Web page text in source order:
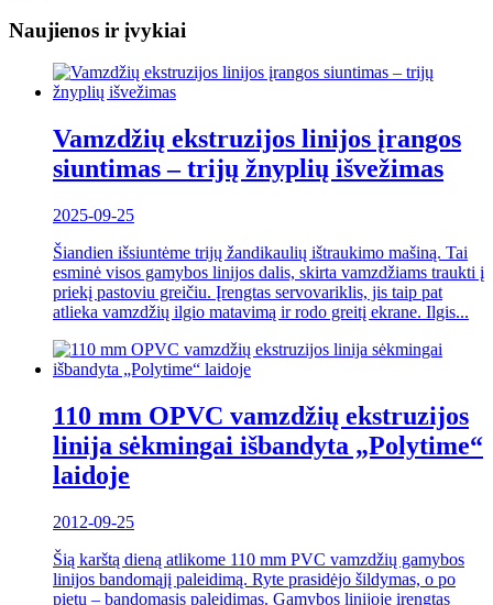
Naujienos ir įvykiai
Vamzdžių ekstruzijos linijos įrangos
siuntimas – trijų žnyplių išvežimas
2025-09-25
Šiandien išsiuntėme trijų žandikaulių ištraukimo mašiną. Tai
esminė visos gamybos linijos dalis, skirta vamzdžiams traukti į
priekį pastoviu greičiu. Įrengtas servovariklis, jis taip pat
atlieka vamzdžių ilgio matavimą ir rodo greitį ekrane. Ilgis...
110 mm OPVC vamzdžių ekstruzijos
linija sėkmingai išbandyta „Polytime“
laidoje
2012-09-25
Šią karštą dieną atlikome 110 mm PVC vamzdžių gamybos
linijos bandomąjį paleidimą. Ryte prasidėjo šildymas, o po
pietų – bandomasis paleidimas. Gamybos linijoje įrengtas